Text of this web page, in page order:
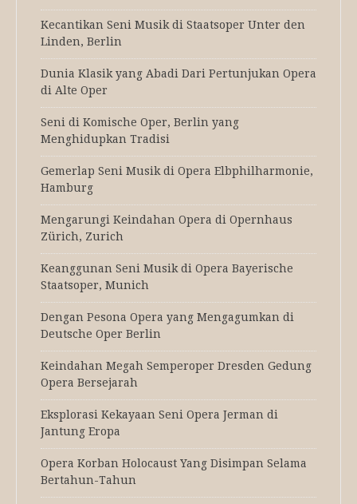
Kecantikan Seni Musik di Staatsoper Unter den
Linden, Berlin
Dunia Klasik yang Abadi Dari Pertunjukan Opera
di Alte Oper
Seni di Komische Oper, Berlin yang
Menghidupkan Tradisi
Gemerlap Seni Musik di Opera Elbphilharmonie,
Hamburg
Mengarungi Keindahan Opera di Opernhaus
Zürich, Zurich
Keanggunan Seni Musik di Opera Bayerische
Staatsoper, Munich
Dengan Pesona Opera yang Mengagumkan di
Deutsche Oper Berlin
Keindahan Megah Semperoper Dresden Gedung
Opera Bersejarah
Eksplorasi Kekayaan Seni Opera Jerman di
Jantung Eropa
Opera Korban Holocaust Yang Disimpan Selama
Bertahun-Tahun